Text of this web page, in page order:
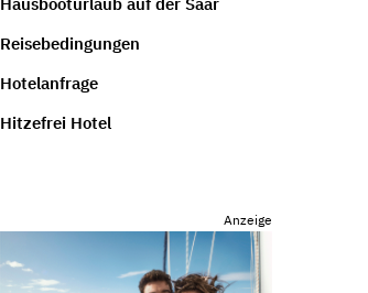
Reisebedingungen
Hotelanfrage
Hitzefrei Hotel
Anzeige